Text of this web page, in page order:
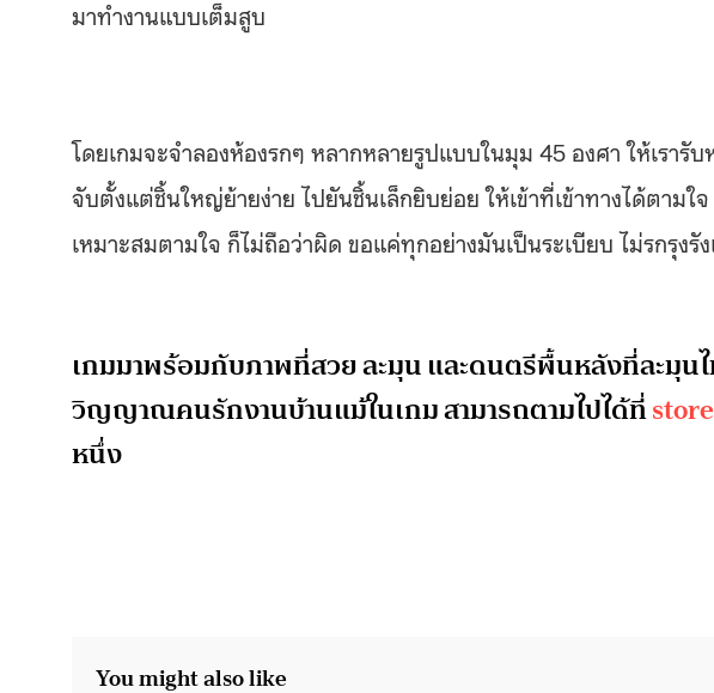
มาทำงานแบบเต็มสูบ
โดยเกมจะจำลองห้องรกๆ หลากหลายรูปแบบในมุม 45 องศา ให้เรารั
จับตั้งแต่ชิ้นใหญ่ย้ายง่าย ไปยันชิ้นเล็กยิบย่อย ให้เข้าที่เข้าทางได้ตามใ
เหมาะสมตามใจ ก็ไม่ถือว่าผิด ขอแค่ทุกอย่างมันเป็นระเบียบ ไม่รกรุง
เกมมาพร้อมกับภาพที่สวย ละมุน และดนตรีพื้นหลังที่ละมุน
วิญญาณคนรักงานบ้านแม้ในเกม สามารถตามไปได้ที่
หนึ่ง
You might also like